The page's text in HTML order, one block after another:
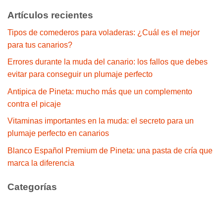
Artículos recientes
Tipos de comederos para voladeras: ¿Cuál es el mejor
para tus canarios?
Errores durante la muda del canario: los fallos que debes
evitar para conseguir un plumaje perfecto
Antipica de Pineta: mucho más que un complemento
contra el picaje
Vitaminas importantes en la muda: el secreto para un
plumaje perfecto en canarios
Blanco Español Premium de Pineta: una pasta de cría que
marca la diferencia
Categorías